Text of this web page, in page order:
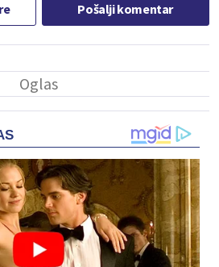
Pošalji komentar